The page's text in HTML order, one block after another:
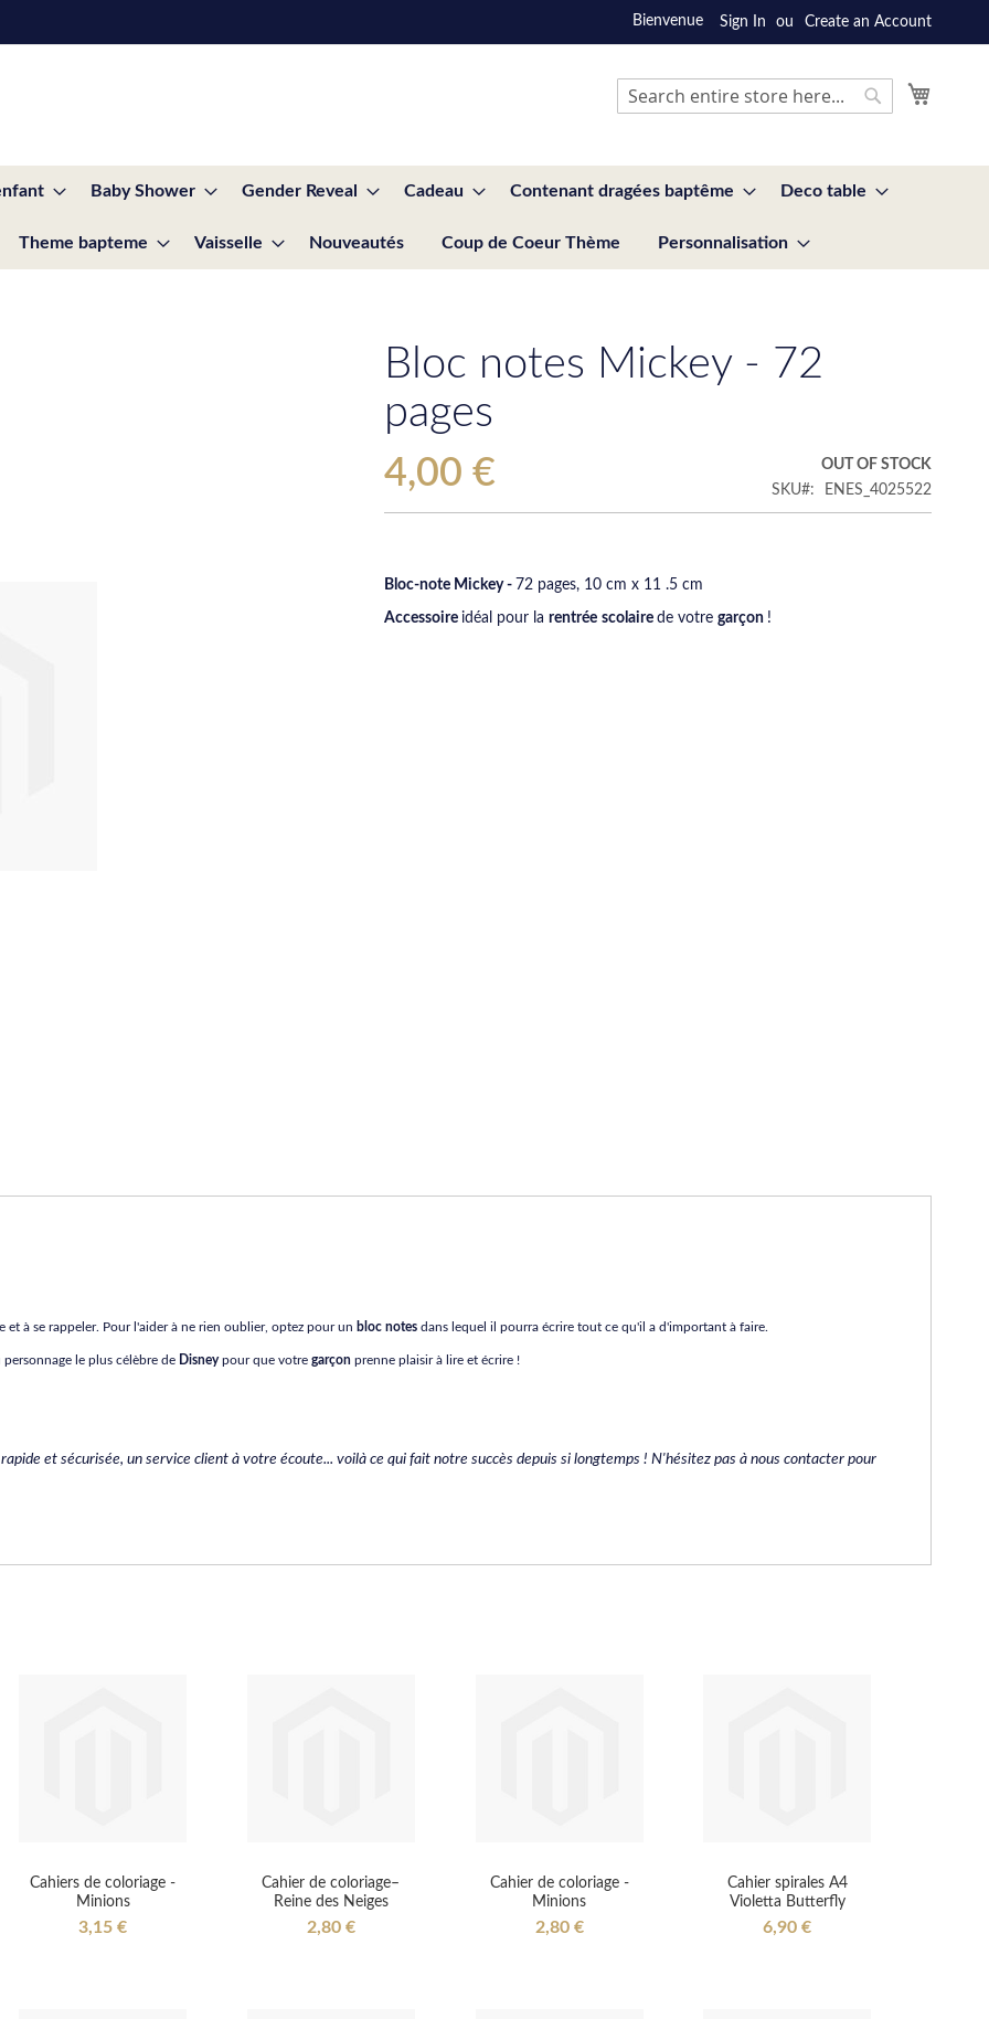
Bienvenue Sign In Create an Account
Search
Baby Shower Gender Reveal Cadeau Contenant dragées baptême Deco table
Theme bapteme Vaisselle Nouveautés Coup de Coeur Thème Personnalisation
Bloc notes Mickey - 72
pages
4,00 €
OUT OF STOCK
SKU
ENES_4025522
Bloc-note Mickey - 72 pages, 10 cm x 11 .5 cm
Accessoire idéal pour la rentrée scolaire de votre garçon !
et à se rappeler. Pour l'aider à ne rien oublier, optez pour un bloc notes dans lequel il pourra écrire tout ce qu'il a d'important à faire.
le plus célèbre de Disneypour que votre garçon prenne plaisir à lire et écrire !
et sécurisée, un service client à votre écoute... voilà ce qui fait notre succès depuis si longtemps ! N'hésitez pas à nous contacter pour
Cahiers de coloriage -
Minions
3,15 €
Cahier de coloriage–
Reine des Neiges
2,80 €
Cahier de coloriage -
Minions
2,80 €
Cahier spirales A4
Violetta Butterfly
6,90 €